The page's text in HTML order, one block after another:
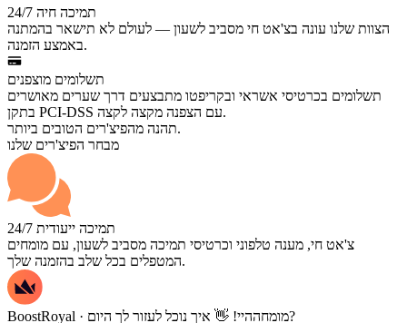
תמיכה חיה 24/7
הצוות שלנו עונה בצ'אט חי מסביב לשעון — לעולם לא תישאר בהמתנה
באמצע הזמנה.
תשלומים מוצפנים
תשלומים בכרטיסי אשראי ובקריפטו מתבצעים דרך שערים מאושרים
בתקן PCI-DSS עם הצפנה מקצה לקצה.
תהנה מהפיצ'רים הטובים ביותר.
מבחר הפיצ'רים שלנו
תמיכה ייעודית 24/7
צ'אט חי, מענה טלפוני וכרטיסי תמיכה מסביב לשעון, עם מומחים
המטפלים בכל שלב בהזמנה שלך.
BoostRoyal · מומחההיי! 👋 איך נוכל לעזור לך היום?